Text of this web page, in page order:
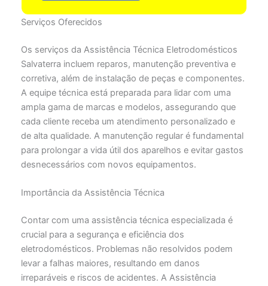
Serviços Oferecidos
Os serviços da Assistência Técnica Eletrodomésticos
Salvaterra incluem reparos, manutenção preventiva e
corretiva, além de instalação de peças e componentes.
A equipe técnica está preparada para lidar com uma
ampla gama de marcas e modelos, assegurando que
cada cliente receba um atendimento personalizado e
de alta qualidade. A manutenção regular é fundamental
para prolongar a vida útil dos aparelhos e evitar gastos
desnecessários com novos equipamentos.
Importância da Assistência Técnica
Contar com uma assistência técnica especializada é
crucial para a segurança e eficiência dos
eletrodomésticos. Problemas não resolvidos podem
levar a falhas maiores, resultando em danos
irreparáveis e riscos de acidentes. A Assistência